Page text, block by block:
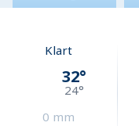
Klart
32°
24°
0 mm